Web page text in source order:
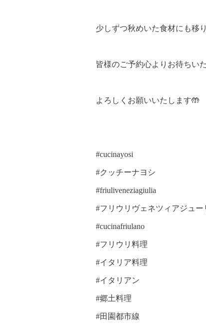
少しずつ秋めいた食材にも移
皆様のご予約心よりお待ちい
よろしくお願いいたします🤲
#cucinayosi
#クッチーナヨシ
#friuliveneziagiulia
#フリウリヴェネツィアジュー
#cucinafriulano
#フリウリ料理
#イタリア料理
#イタリアン
#郷土料理
#田園都市線